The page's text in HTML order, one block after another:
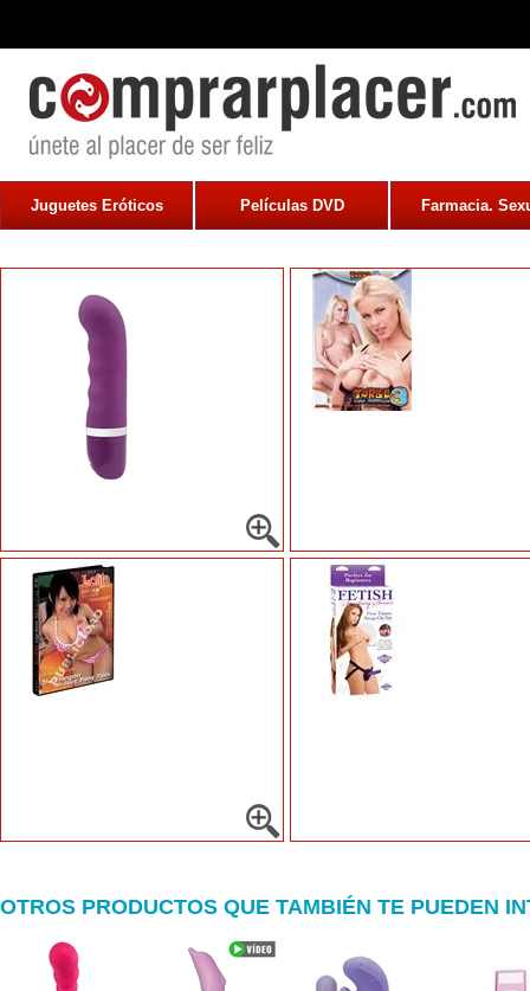
Juguetes Eróticos Películas DVD Farmacia.
OTROS PRODUCTOS QUE TAMBIÉN TE PUEDEN